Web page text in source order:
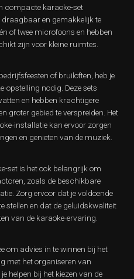
compacte karaoke-set
draagbaar en gemakkelijk te
of twee microfoons en hebben
zijn voor kleine ruimtes.
of bruiloften, heb je
opstelling nodig. Deze sets
en hebben krachtigere
groter gebied te verspreiden. Het
installatie kan ervoor zorgen
en genieten van de muziek.
set is het ook belangrijk om
zoals de beschikbare
Zorg ervoor dat je voldoende
stellen en dat de geluidskwaliteit
van de karaoke-ervaring.
om advies in te winnen bij het
met het organiseren van
helpen bij het kiezen van de